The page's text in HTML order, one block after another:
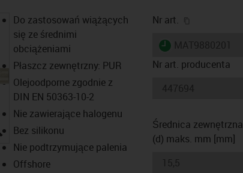
igus-icon-lupe
Do zastosowań wiążących
się ze średnimi
obciążeniami
Płaszcz zewnętrzny: PUR
Olejoodporne zgodnie z
DIN EN 50363-10-2
Nie zawierające halogenu
Bez silikonu
Nie podtrzymujące palenia
Offshore
Nr art.
igus-icon-lieferzeit
Nr art. producenta
Średnica zewnętrzna
(d) maks. mm [mm]